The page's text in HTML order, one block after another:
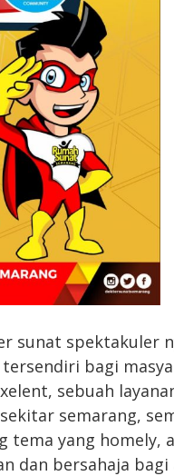
sunat spektakuler
bagi
sebuah
semarang,
tema yang homely,
dan bersahaja